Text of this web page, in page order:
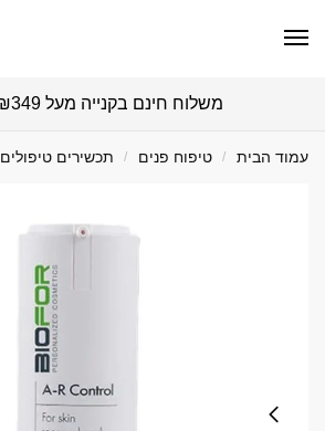
משלוח חינם בקנייה מעל ₪349
עמוד הבית / טיפוח פנים / תכשירים טיפולים